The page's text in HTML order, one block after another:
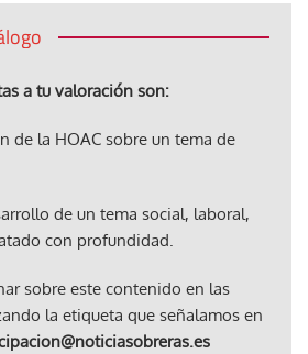
a tu valoración son:
de la HOAC sobre un tema de
de un tema social, laboral,
con profundidad.
sobre este contenido en las
la etiqueta que señalamos en